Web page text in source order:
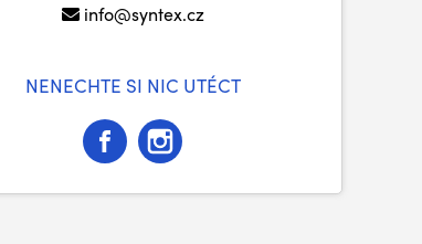
info@syntex.cz
NENECHTE SI NIC UTÉCT